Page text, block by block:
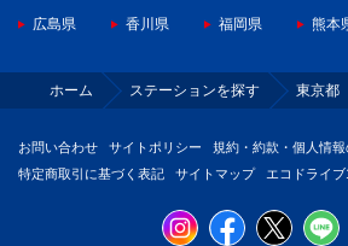
広島県 香川県 福岡県 熊本
ホーム ステーションを探す 東京都
お問い合わせ サイトポリシー
規約・約款・個人情
特定商取引に基づく表記
サイトマップ エコドライ